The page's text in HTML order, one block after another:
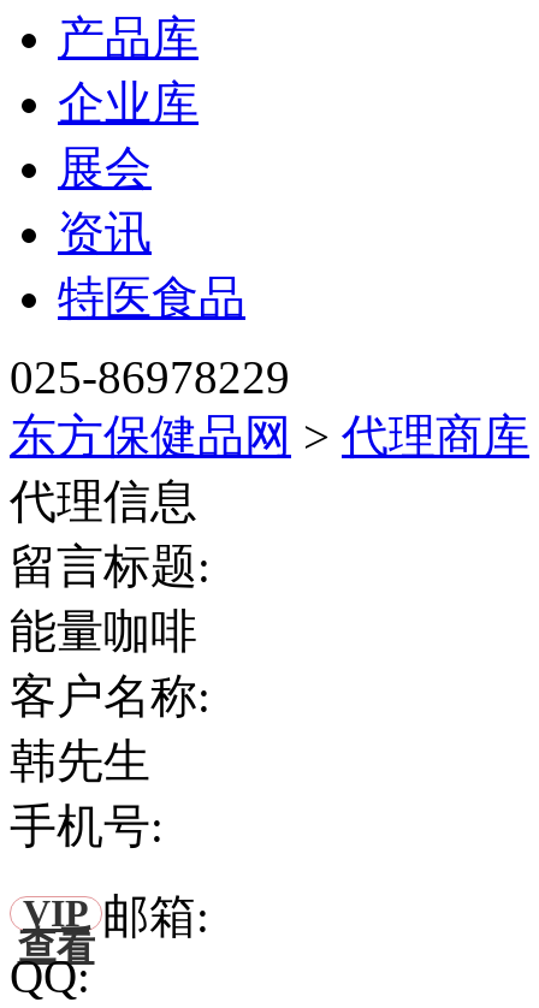
产品库
企业库
展会
资讯
特医食品
025-86978229
东方保健品网 > 代理商库
代理信息
留言标题:
能量咖啡
客户名称:
韩先生
手机号:
VIP
查看
邮箱:
QQ: